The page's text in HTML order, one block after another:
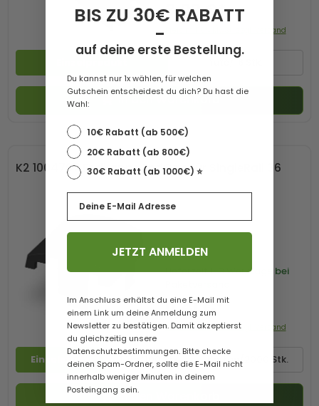
Tüte/16 Stk.
3,03 €*
Preis mit 0% MwSt. zzgl. Versand
In den Warenkorb
K2 1004767 Endkappe EndCap für SingleRail 36
Einzelstück Tüte/100 Stk Karton/2000 Stk.
Lieferzeit1-3 Werktage bei
0,41 €*
Preis mit 0% MwSt. zzgl. Versand
In den Warenkorb
BIS ZU 30€ RABATT
-
auf deine erste Bestellung.
Du kannst nur 1x wählen, für welchen
Gutschein entscheidest du dich? Du hast die
Wahl:
10€ Rabatt (ab 500€)
20€ Rabatt (ab 800€)
30€ Rabatt (ab 1000€) ⭐️
JETZT ANMELDEN
Im Anschluss erhältst du eine E-Mail mit
einem Link um deine Anmeldung zum
Newsletter zu bestätigen. Damit akzeptierst
du gleichzeitig unsere
Datenschutzbestimmungen. Bitte checke
deinen Spam-Ordner, sollte die E-Mail nicht
innerhalb weniger Minuten in deinem
Posteingang sein.